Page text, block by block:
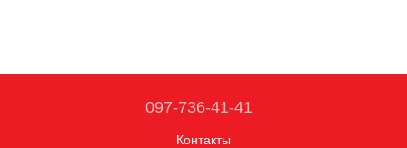
097-736-41-41
Контакты